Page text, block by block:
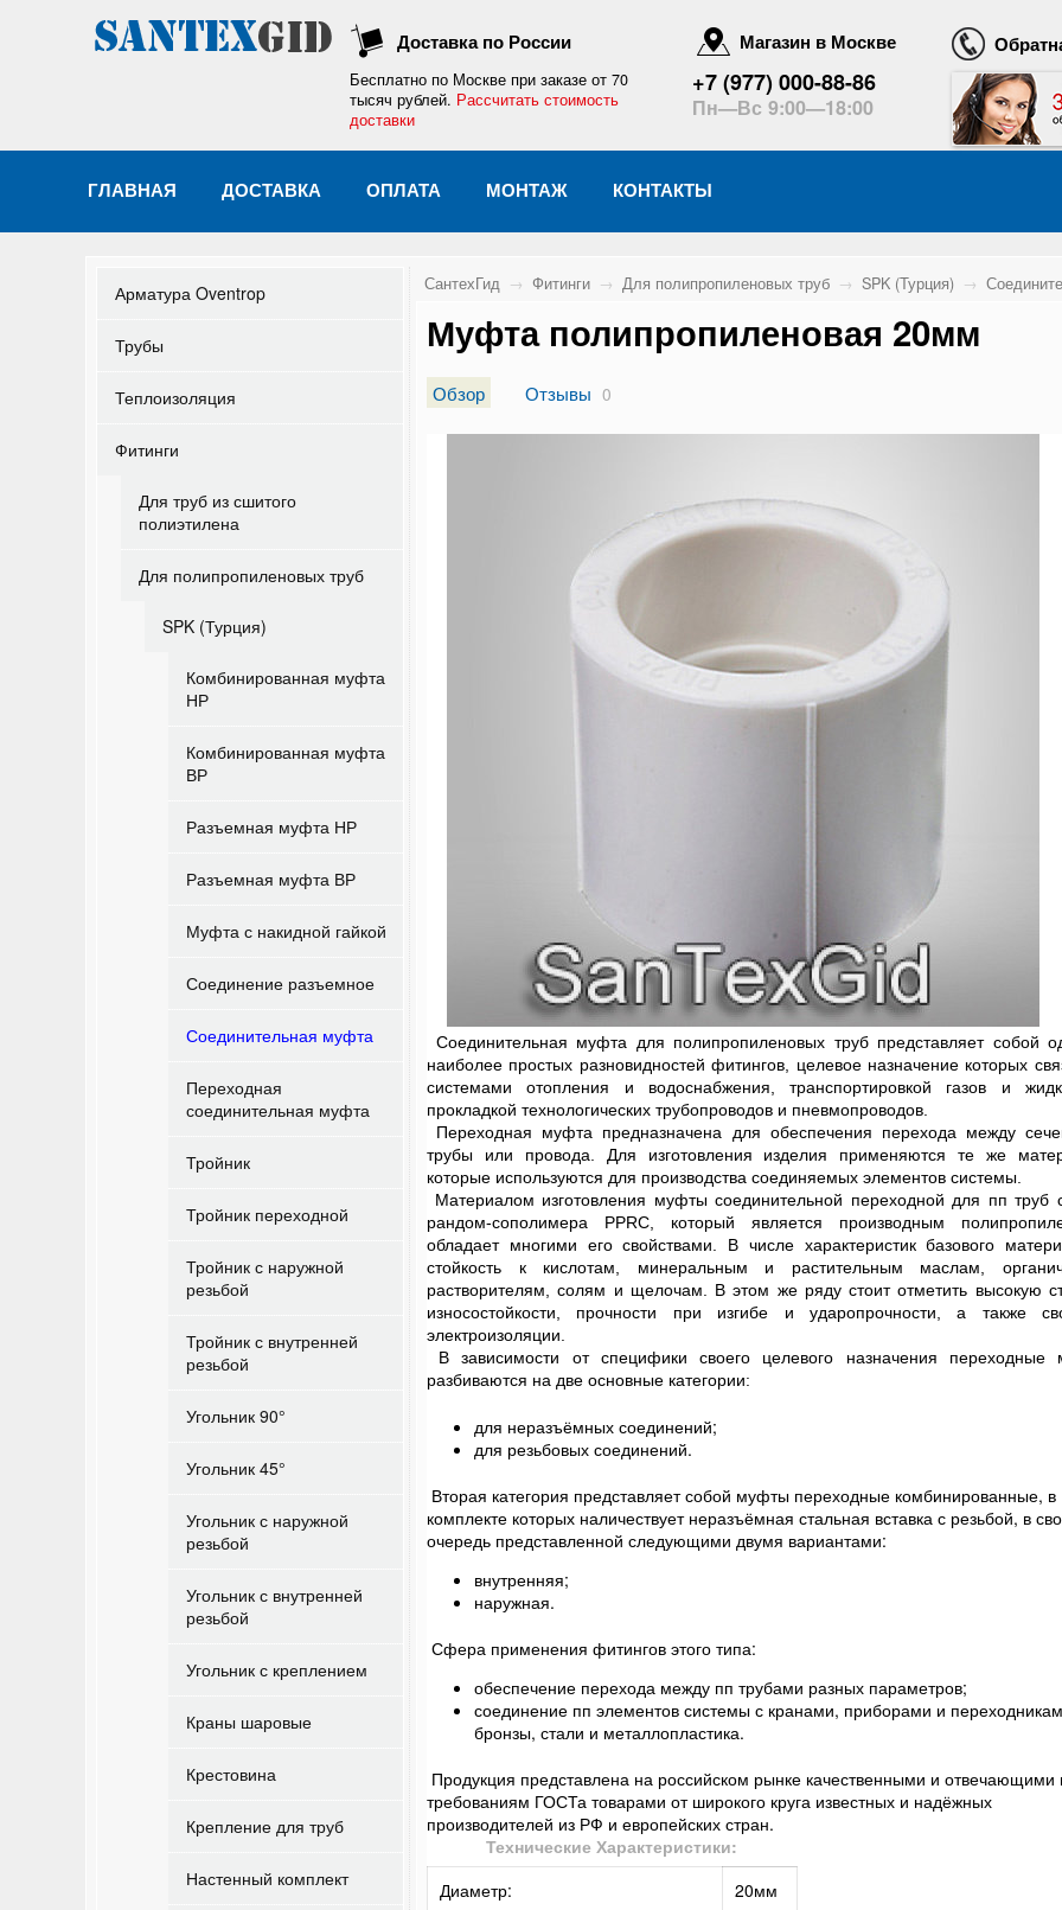
Доставка по России
Бесплатно по Москве при заказе от 70
тысяч рублей. Рассчитать стоимость
доставки
Магазин в Москве
+7 (977) 000-88-86
Пн—Вс 9:00—18:00
ГЛАВНАЯ ДОСТАВКА ОПЛАТА МОНТАЖ КОНТАКТЫ
Арматура Oventrop
Трубы
Теплоизоляция
Фитинги
Для труб из сшитого
полиэтилена
Для полипропиленовых труб
SPK (Турция)
Комбинированная муфта
НР
Комбинированная муфта
ВР
Разъемная муфта НР
Разъемная муфта ВР
Муфта с накидной гайкой
Соединение разъемное
Соединительная муфта
Переходная
соединительная муфта
Тройник
Тройник переходной
Тройник с наружной
резьбой
Тройник с внутренней
резьбой
Угольник 90°
Угольник 45°
Угольник с наружной
резьбой
Угольник с внутренней
резьбой
Угольник с креплением
Краны шаровые
Крестовина
Крепление для труб
Настенный комплект
СантехГид → Фитинги → Для полипропиленовых труб → SPK (Турция) →
Муфта полипропиленовая 20мм
Обзор Отзывы 0
Соединительная муфта для полипропиленовых труб представляет собой
наиболее простых разновидностей фитингов, целевое назначение которых
системами отопления и водоснабжения, транспортировкой газов и
прокладкой технологических трубопроводов и пневмопроводов.
Переходная муфта предназначена для обеспечения перехода между
трубы или провода. Для изготовления изделия применяются те же
которые используются для производства соединяемых элементов системы.
Материалом изготовления муфты соединительной переходной для пп труб
рандом-сополимера PPRC, который является производным
обладает многими его свойствами. В числе характеристик базового
стойкость к кислотам, минеральным и растительным маслам,
растворителям, солям и щелочам. В этом же ряду стоит отметить высокую
износостойкости, прочности при изгибе и ударопрочности, а также
электроизоляции.
В зависимости от специфики своего целевого назначения переходные
разбиваются на две основные категории:
для неразъёмных соединений;
для резьбовых соединений.
Вторая категория представляет собой муфты переходные комбинированные, в
комплекте которых наличествует неразъёмная стальная вставка с резьбой, в
очередь представленной следующими двумя вариантами:
внутренняя;
наружная.
Сфера применения фитингов этого типа:
обеспечение перехода между пп трубами разных параметров;
соединение пп элементов системы с кранами, приборами и
бронзы, стали и металлопластика.
Продукция представлена на российском рынке качественными и отвечающими
требованиям ГОСТа товарами от широкого круга известных и надёжных
производителей из РФ и европейских стран.
Технические Характеристики:
Диаметр:
20мм